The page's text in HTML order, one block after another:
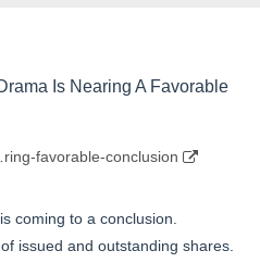
Is Nearing A Favorable
favorable-conclusion
coming to a conclusion.
issued and outstanding shares.